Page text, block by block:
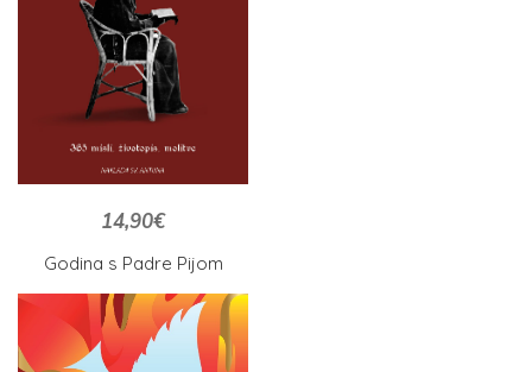
Godina s Padre Pijom
14,90€